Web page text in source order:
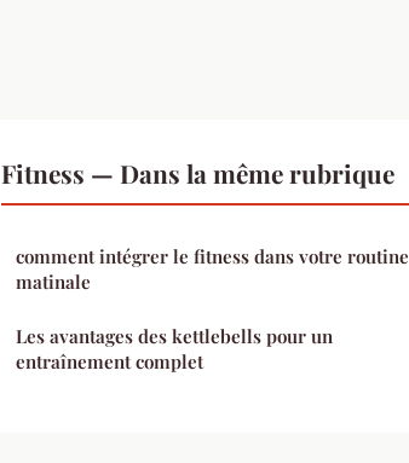
Fitness — Dans la même rubrique
comment intégrer le fitness dans votre routine
matinale
Les avantages des kettlebells pour un
entraînement complet